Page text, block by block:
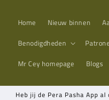
Home Nieuw binnen
Benodigdheden
Mr Cey homepage Blogs
Heb jij de Pera Pasha App